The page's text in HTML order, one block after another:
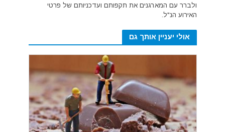
ולברר עם המארגנים את תקפותם ועדכניותם של פרטי
האירוע הנ"ל.
אולי יעניין אותך גם